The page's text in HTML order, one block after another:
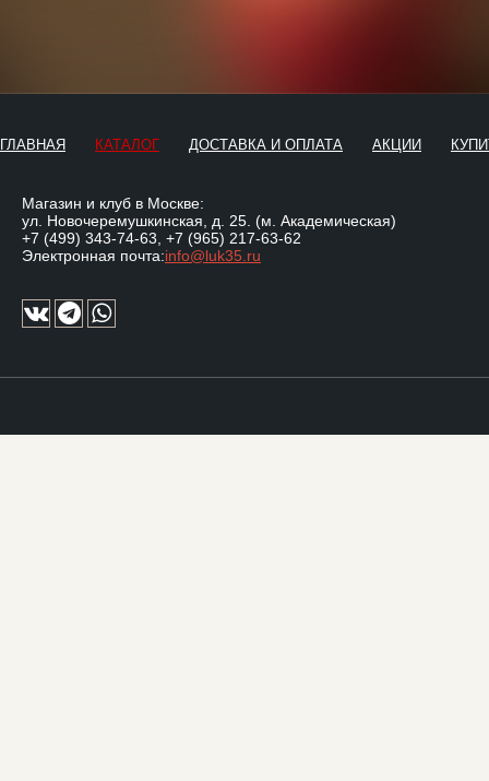
ГЛАВНАЯ КАТАЛОГ ДОСТАВКА И ОПЛАТА АКЦИИ
Магазин и клуб в Москве:
ул. Новочеремушкинская, д. 25. (м. Академическая)
+7 (499) 343-74-63 +7 (965) 217-63-62
Электронная почта:info@luk35.ru